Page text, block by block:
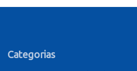
Categorias